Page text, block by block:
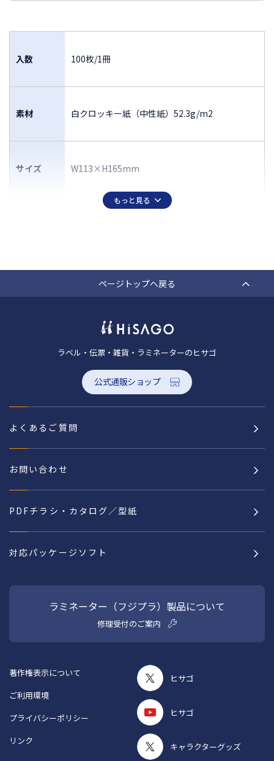
入数 100枚/1冊
素材 白クロッキー紙（中性紙）52.3g/m2
サイズ W113×H165mm
もっと見る
ページトップへ戻る
ラベル・伝票・雑貨・ラミネーターのヒサゴ
公式通販ショップ
よくあるご質問
お問い合わせ
PDFチラシ・カタログ／型紙
対応パッケージソフト
ラミネーター（フジプラ）製品について
修理受付のご案内
ヒサゴ
ヒサゴ
キャラクターグッズ
著作権表示について
ご利用環境
プライバシーポリシー
リンク